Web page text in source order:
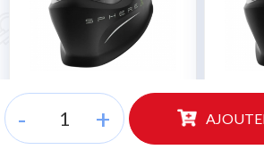
- +
Masque automatique
OPTREL SPHERE-X CLT